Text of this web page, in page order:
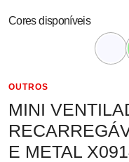
Cores disponíveis
OUTROS
MINI
E METAL